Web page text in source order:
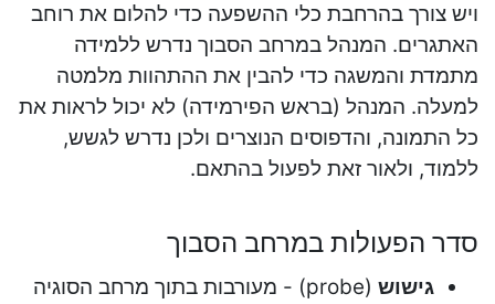
ויש צורך בהרחבת כלי ההשפעה כדי להלום את רוחב
האתגרים. המנהל במרחב הסבוך נדרש ללמידה
מתמדת והמשגה כדי להבין את ההתהוות מלמטה
למעלה. המנהל (בראש הפירמידה) לא יכול לראות את
כל התמונה, והדפוסים הנוצרים ולכן נדרש לגשש,
ללמוד, ולאור זאת לפעול בהתאם.
סדר הפעולות במרחב הסבוך
גישוש
(probe) - מעורבות בתוך מרחב הסוגיה